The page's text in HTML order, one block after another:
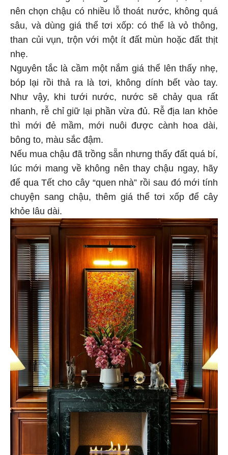
nên chọn chậu có nhiều lỗ thoát nước, không quá
sâu, và dùng giá thể tơi xốp: có thể là vỏ thông,
than củi vụn, trộn với một ít đất mùn hoặc đất thịt
nhẹ.
Nguyên tắc là cầm một nắm giá thể lên thấy nhẹ,
bóp lại rồi thả ra là tơi, không dính bết vào tay.
Như vậy, khi tưới nước, nước sẽ chảy qua rất
nhanh, rễ chỉ giữ lại phần vừa đủ. Rễ địa lan khỏe
thì mới đẻ mầm, mới nuôi được cành hoa dài,
bông to, màu sắc đậm.
Nếu mua chậu đã trồng sẵn nhưng thấy đất quá bí,
lúc mới mang về không nên thay chậu ngay, hãy
để qua Tết cho cây “quen nhà” rồi sau đó mới tính
chuyện sang chậu, thêm giá thể tơi xốp để cây
khỏe lâu dài.